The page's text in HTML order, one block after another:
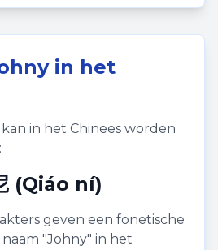
in het
kan in het Chinees worden
(Qiáo ní)
geven een fonetische
"Johny" in het